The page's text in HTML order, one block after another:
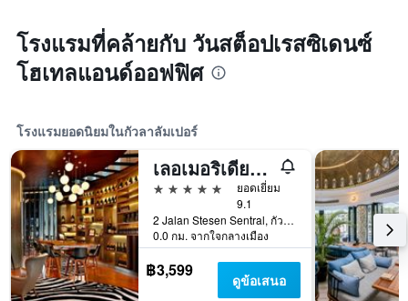
โรงแรมที่คล้ายกับ วันสต็อปเรสซิเดนซ์
โฮเทลแอนด์ออฟฟิศ
โรงแรมยอดนิยมในกัวลาลัมเปอร์
เลอเมอริเดียน กัวลาลัมเปอร์
5 ดาว
ยอดเยี่ยม
9.1
2 Jalan Stesen Sentral, กัวลาลัมเปอร์, มาเลเซีย
0.0 กม. จากใจกลางเมือง
฿3,599 ดูข้อเสนอ